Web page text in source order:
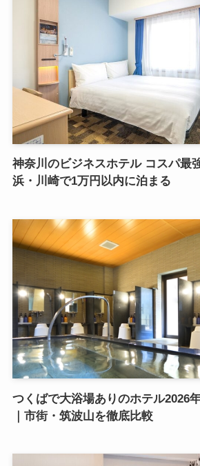
神奈川のビジネスホテル コスパ最
浜・川崎で1万円以内に泊まる
つくばで大浴場ありのホテル2026
｜市街・筑波山を徹底比較